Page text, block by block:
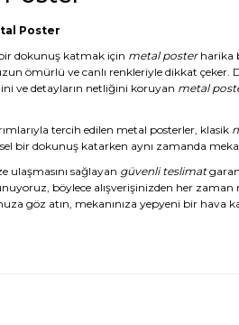
Poster
dokunuş katmak için metal posterharika
ömürlü ve canlı renkleriyle dikkat çeker.
ve detayların netliğini koruyan metal
tercih edilen metal posterler, klasik
bir dokunuş katarken aynı zamanda
ulaşmasını sağlayan güvenli teslimat
böylece alışverişinizden her zaman
göz atın, mekanınıza yepyeni bir hava